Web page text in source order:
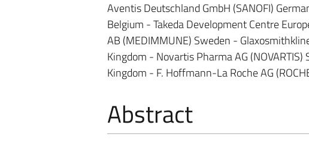
Aventis Deutschland GmbH (SANOFI)
Belgium - Takeda Development Centre
AB (MEDIMMUNE) Sweden -
Kingdom - Novartis Pharma AG
Kingdom - F. Hoffmann-La Roche AG
Abstract